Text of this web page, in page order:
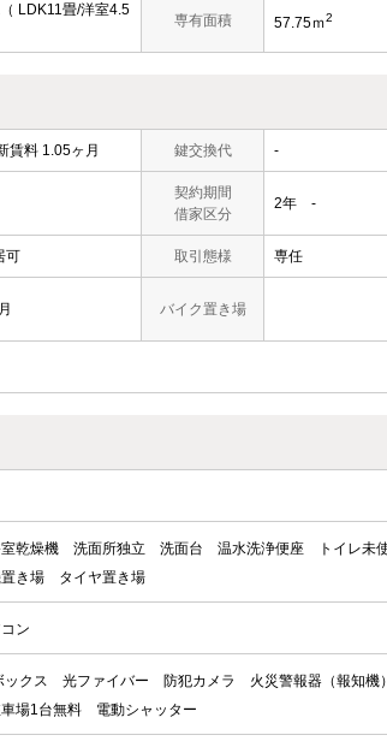
LDK11畳/洋室4.5
専有面積 57.75ｍ2
賃料 1.05ヶ月 鍵交換代 -
契約期間
借家区分
2年 -
可 取引態様 専任
バイク置き場
乾燥機 洗面所独立 洗面台 温水洗浄便座
トイレ未
き場 タイヤ置き場
ン
ックス 光ファイバー 防犯カメラ
火災警報器（報知機）
場1台無料 電動シャッター